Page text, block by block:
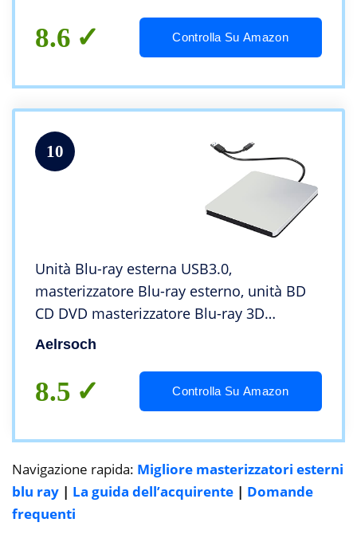
8.6 Controlla Su Amazon
10
Unità Blu-ray esterna USB3.0,
masterizzatore Blu-ray esterno, unità BD
CD DVD masterizzatore Blu-ray 3D
portatile, lettore Blu-ray esterno USB 3.0 e
Aelrsoch
8.5 Controlla Su Amazon
Navigazione rapida: Migliore masterizzatori esterni
blu ray | La guida dell’acquirente | Domande
frequenti